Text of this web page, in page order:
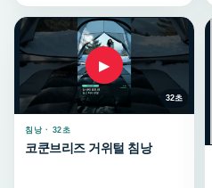
▶
32초
침낭 · 32초
코쿤브리즈 거위털 침낭